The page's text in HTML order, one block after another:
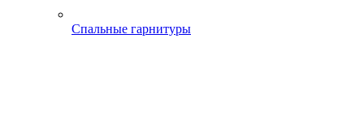
Спальные гарнитуры